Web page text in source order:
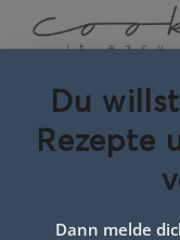
Du
Rezepte
Dann melde